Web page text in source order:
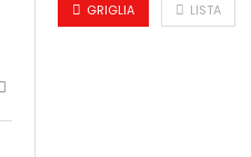
GRIGLIA LISTA